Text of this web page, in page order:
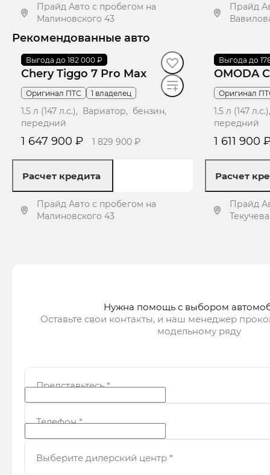
Прайд Авто с пробегом на
Малиновского 43
Получить предложение
Прайд
Рекомендованные авто
Выгода до 182 000 ₽
2023·35 791 км
Chery Tiggo 7 Pro Max
Оригинал ПТС 1 владелец
1.5 л (147 л.с.), Вариатор, бензин,
передний
1 647 900 ₽ 1 829 900 ₽
Расчет кредита
Прайд Авто с пробегом на
Малиновского 43
Выгода до
2024·39 517
OMODA
Оригинал
1.5 л (147
передний
1 611 900
Расчет
Прайд
Текучева
Нужна помощь с выбором
Оставьте свои контакты, и наш менеджер
модельному ряду
Представьтесь*
Телефон*
Выберите дилерский центр *